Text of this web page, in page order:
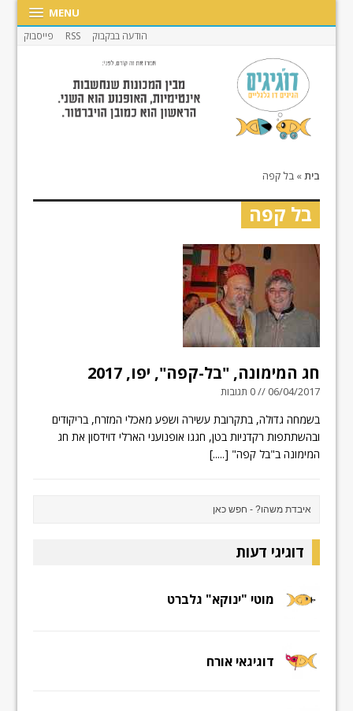
MENU
הודעה בבקבוק RSS פייסבוק
בית» בל קפה
בל קפה
חג המימונה, "בל-קפה", יפו, 2017
06/04/2017 // 0 תגובות
בשמחה גדולה, בתקרובת עשירה ושפע מאכלי המזרח, בריקודים
ובהשתתפות רקדניות בטן, חגגו אופנועני הארלי דוידסון את חג
המימונה ב"בל קפה" [.....]
דוגיגי דעות
מוטי "ינוקא" גלברט
דוגיגאי אורח